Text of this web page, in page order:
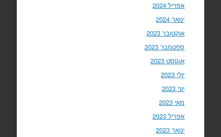
אפריל 2024
ינואר 2024
אוקטובר 2023
ספטמבר 2023
אוגוסט 2023
יולי 2023
יוני 2023
מאי 2023
אפריל 2023
ינואר 2023